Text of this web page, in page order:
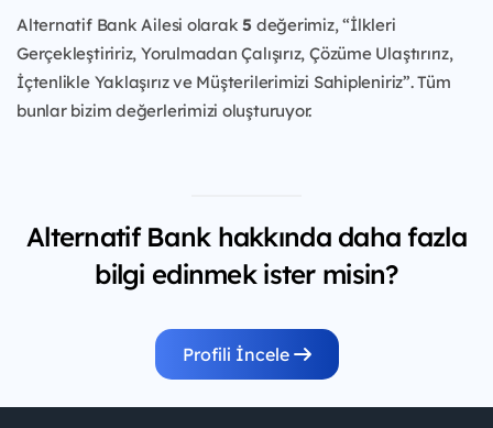
Alternatif Bank Ailesi olarak5 değerimiz, “İlkleri
Gerçekleştiririz, Yorulmadan Çalışırız, Çözüme Ulaştırırız,
İçtenlikle Yaklaşırız ve Müşterilerimizi Sahipleniriz”. Tüm
bunlar bizim değerlerimizi oluşturuyor.
Alternatif Bank hakkında daha fazla
bilgi edinmek ister misin?
Profili İncele